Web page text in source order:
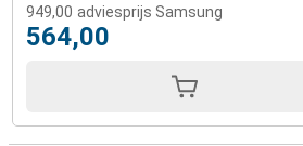
949,00 adviesprijs Samsung
564,00